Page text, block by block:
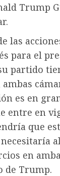
Trump
las
para el
partido
es en
entre en
que
en
de Trump.